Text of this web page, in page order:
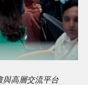
與高層交流平台